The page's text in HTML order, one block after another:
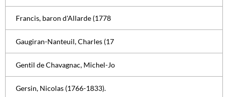
Francis, baron d'Allarde (1778
Gaugiran-Nanteuil, Charles (17
Gentil de Chavagnac, Michel-Jo
Gersin, Nicolas (1766-1833).